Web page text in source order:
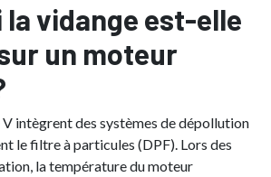
la vidange est-elle
un moteur
V intègrent des systèmes de dépollution
le filtre à particules (DPF). Lors des
la température du moteur